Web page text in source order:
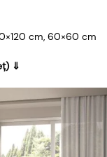
cm, 60×60 cm
⇓